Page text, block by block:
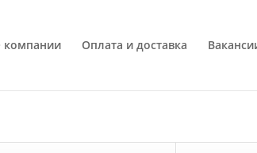
компании Оплата и доставка